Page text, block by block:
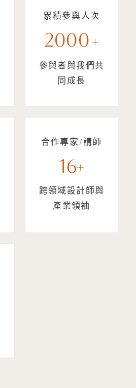
累積參與人次
2000 +
參與者與我們共
同成長
合作專家/講師
16+
跨領域設計師與
產業領袖